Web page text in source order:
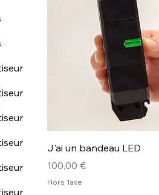
J'ai un bandeau LED
Prix
100,00 €
Hors Taxe